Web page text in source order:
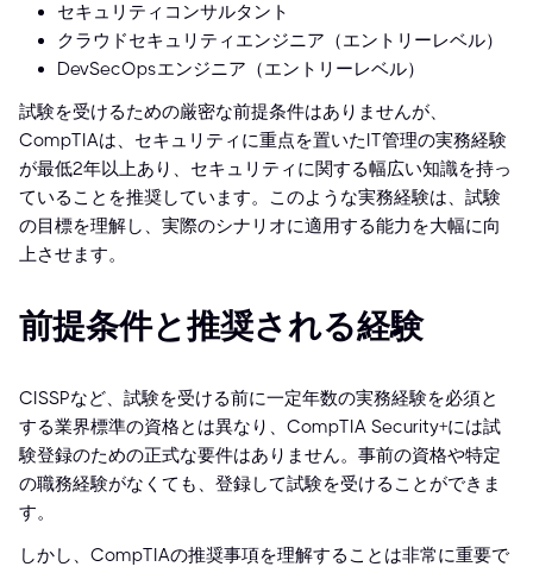
セキュリティコンサルタント
クラウドセキュリティエンジニア（エントリーレベル）
DevSecOpsエンジニア（エントリーレベル）
試験を受けるための厳密な前提条件はありませんが、
CompTIAは、セキュリティに重点を置いたIT管理の実務経験
が最低2年以上あり、セキュリティに関する幅広い知識を持っ
ていることを推奨しています。このような実務経験は、試験
の目標を理解し、実際のシナリオに適用する能力を大幅に向
上させます。
前提条件と推奨される経験
CISSPなど、試験を受ける前に一定年数の実務経験を必須と
する業界標準の資格とは異なり、CompTIA Security+には試
験登録のための正式な要件はありません。事前の資格や特定
の職務経験がなくても、登録して試験を受けることができま
す。
しかし、CompTIAの推奨事項を理解することは非常に重要で